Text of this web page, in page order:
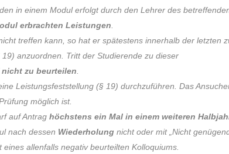
in einem Modul erfolgt durch den Lehrer des
erbrachten Leistungen
treffen kann, so hat er spätestens innerhalb der letzten
19) anzuordnen. Tritt der Studierende zu dieser
nicht zu beurteilen
Leistungsfeststellung (§ 19) durchzuführen. Das
möglich ist.
auf Antrag höchstens ein Mal in einem weiteren
nach dessen Wiederholung nicht oder mit „Nicht
allenfalls negativ beurteilten Kolloquiums.